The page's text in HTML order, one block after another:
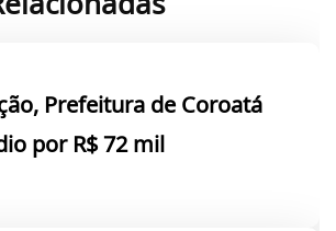
Prefeitura de Coroatá
por R$ 72 mil